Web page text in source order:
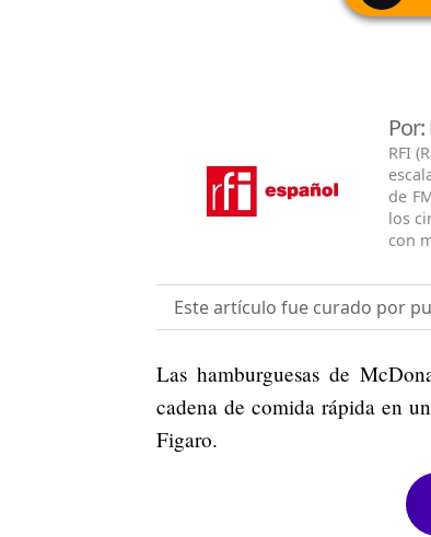
Por:
RFI
de
los
con
Este artículo fue curado por
Las hamburguesas de
cadena de comida rápida en
Figaro.